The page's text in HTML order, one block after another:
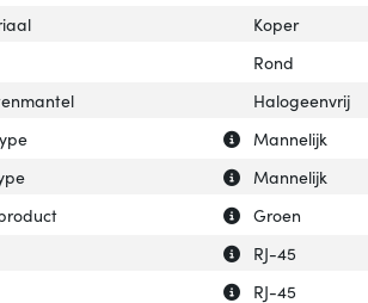
Koper
Rond
Halogeenvrij
Uitleg over
Verberg uitleg
Mannelijk
Uitleg over
Verberg uitleg
Mannelijk
Uitleg over
Verberg uitleg
Groen
Uitleg over
Verberg uitleg
RJ-45
Uitleg over
Verberg uitleg
RJ-45